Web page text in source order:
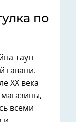
по
таун
гавани.
XX века
всеми